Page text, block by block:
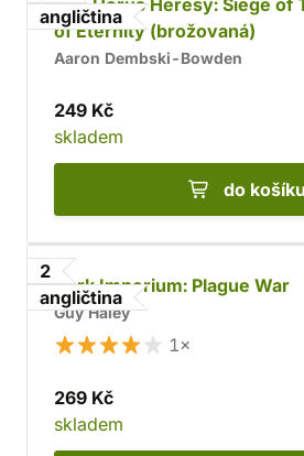
angličtina
The Horus Heresy: Siege of
of Eternity (brožovaná)
Aaron Dembski-Bowden
249 Kč
skladem
do košíku
2
angličtina
Dark Imperium: Plague War
Guy Haley
1×
269 Kč
skladem